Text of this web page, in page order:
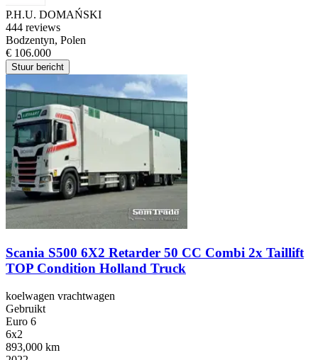
P.H.U. DOMAŃSKI
444 reviews
Bodzentyn, Polen
€ 106.000
Stuur bericht
Scania S500 6X2 Retarder 50 CC Combi 2x Taillift
TOP Condition Holland Truck
koelwagen vrachtwagen
Gebruikt
Euro 6
6x2
893,000 km